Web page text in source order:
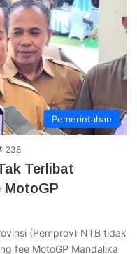
Pemerintahan
238
Terlibat
MotoGP
(Pemprov) NTB tidak
fee MotoGP Mandalika